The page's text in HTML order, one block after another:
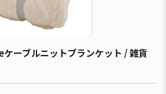
ケーブルニットブランケット / 雑貨